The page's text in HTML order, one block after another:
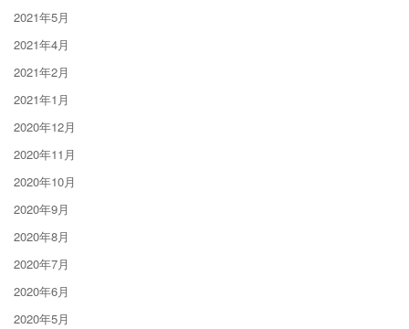
2021年5月
2021年4月
2021年2月
2021年1月
2020年12月
2020年11月
2020年10月
2020年9月
2020年8月
2020年7月
2020年6月
2020年5月